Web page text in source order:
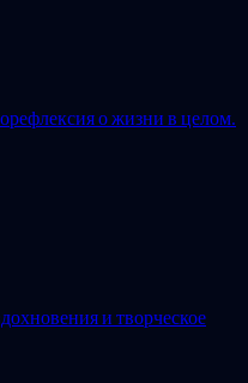
о жизни в целом.
и творческое